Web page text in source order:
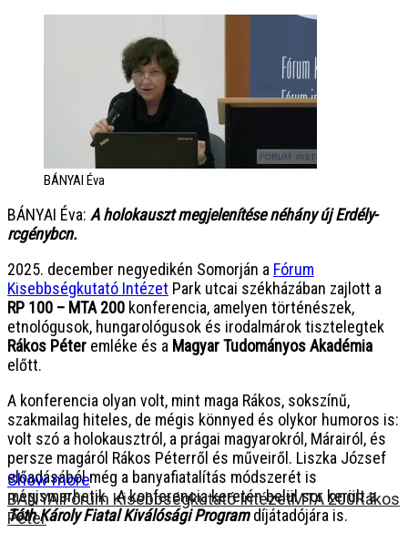
BÁNYAI Éva
BÁNYAI Éva: A holokauszt megjelenítése néhány új Erdély-
rcgénybcn.
2025. december negyedikén Somorján a Fórum
Kisebbségkutató Intézet Park utcai székházában zajlott a
RP 100 – MTA 200 konferencia, amelyen történészek,
etnológusok, hungarológusok és irodalmárok tisztelegtek
Rákos Péter emléke és a Magyar Tudományos Akadémia
előtt.
A konferencia olyan volt, mint maga Rákos, sokszínű,
szakmailag hiteles, de mégis könnyed és olykor humoros is:
volt szó a holokausztról, a prágai magyarokról, Márairól, és
persze magáról Rákos Péterről és műveiről. Liszka József
előadásából még a banyafiatalítás módszerét is
megismerhetik. A konferencia keretén belül sor került a
Tóth Károly Fiatal Kiválósági Programdíjátadójára is.
Show more
BÁNYAIFórum Kisebbségkutató IntézetMTA 200Rákos
Péter